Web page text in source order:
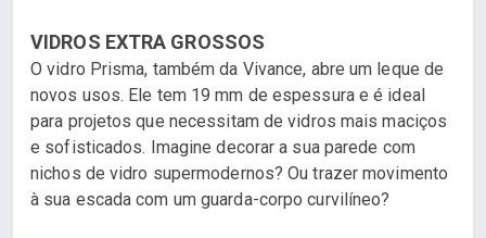
VIDROS EXTRA GROSSOS
O vidro Prisma, também da Vivance, abre um leque de
novos usos. Ele tem 19 mm de espessura e é ideal
para projetos que necessitam de vidros mais maciços
e sofisticados. Imagine decorar a sua parede com
nichos de vidro supermodernos? Ou trazer movimento
à sua escada com um guarda-corpo curvilíneo?